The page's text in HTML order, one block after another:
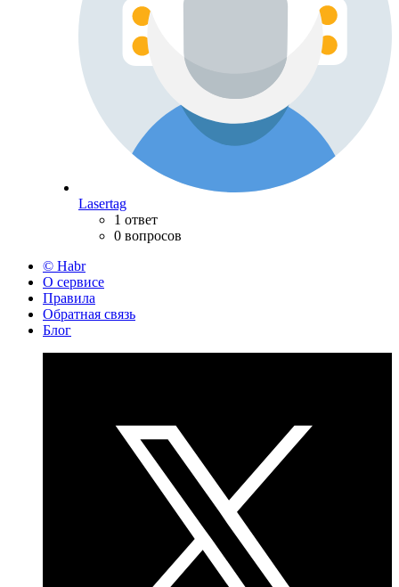
Lasertag
1 ответ
0 вопросов
© Habr
О сервисе
Правила
Обратная связь
Блог